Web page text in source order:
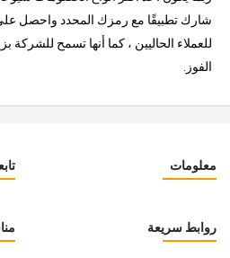
شارك تطبيقًا مع رمزك المحدد واحصل
للعملاء الحاليين ، كما أنها تسمح للشركة
الفوز.
معلومات
روابط سريعة